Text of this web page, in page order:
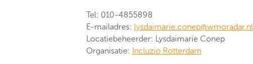
Tel: 010-4855898
E-mailadres: lysdaimarie.conep@wmoradar.nl
Locatiebeheerder: Lysdaimarie Conep
Organisatie:
Incluzio Rotterdam